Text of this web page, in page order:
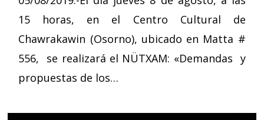
15 horas, en el Centro Cultural de
Chawrakawin (Osorno), ubicado en Matta #
556, se realizará el NÜTXAM: «Demandas y
propuestas de los…